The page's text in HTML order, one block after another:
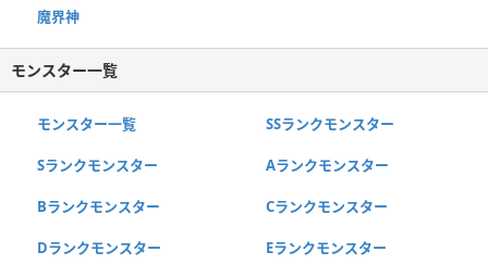
魔界神
モンスター一覧
モンスター一覧 SSランクモンスター
Sランクモンスター Aランクモンスター
Bランクモンスター Cランクモンスター
Dランクモンスター Eランクモンスター